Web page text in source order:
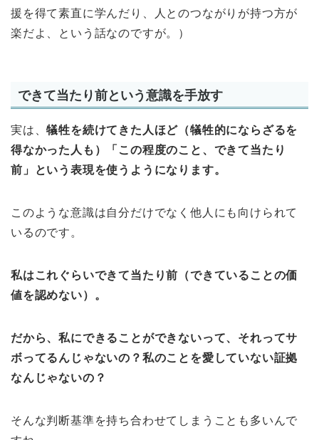
援を得て素直に学んだり、人とのつながりが持つ方が
楽だよ、という話なのですが。）
できて当たり前という意識を手放す
実は、犠牲を続けてきた人ほど（犠牲的にならざるを
得なかった人も）「この程度のこと、できて当たり
前」という表現を使うようになります。
このような意識は自分だけでなく他人にも向けられて
いるのです。
私はこれぐらいできて当たり前（できていることの価
値を認めない）。
だから、私にできることができないって、それってサ
ボってるんじゃないの？私のことを愛していない証拠
なんじゃないの？
そんな判断基準を持ち合わせてしまうことも多いんで